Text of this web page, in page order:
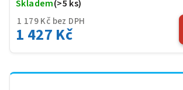
1 179 Kč bez DPH
1 427 Kč
Skladem(>5 ks)